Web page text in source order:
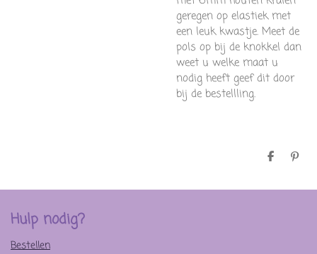
geregen op elastiek met
een leuk kwastje. Meet de
pols op bij de knokkel dan
weet u welke maat u
nodig heeft geef dit door
bij de bestellling.
D
e
P
n
Hulp nodig?
Bestellen